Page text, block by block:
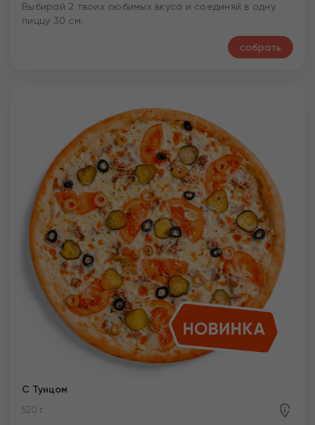
Выбирай 2 твоих любимых вкуса и соединяй в одну
пиццу 30 см.
собрать
С Тунцом
520 г